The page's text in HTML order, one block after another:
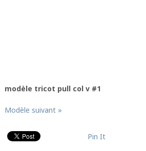
modèle tricot pull col v #1
Modèle suivant »
Pin It